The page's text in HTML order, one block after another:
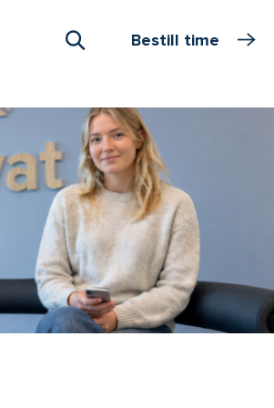
Bestill time